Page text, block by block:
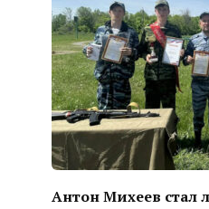
Антон Михеев стал